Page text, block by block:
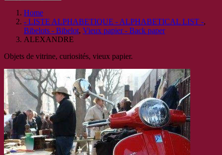
Home
- LISTE ALPHABETIQUE - ALPHABETICAL LIST -,
Bibelots - Bibelot, Vieux papier - Back paper
ALEXANDRE
Objets de vitrine, curiosités, vieux papier.